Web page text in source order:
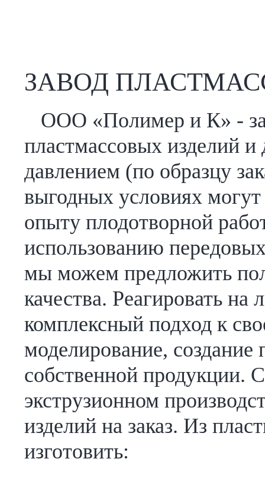
ЗАВОД
ООО «Полимер и К» -
пластмассовых изделий и
давлением (по образцу
выгодных условиях
опыту плодотворной
использованию
мы можем предложить
качества. Реагировать
комплексный подход к
моделирование,
собственной продукции.
экструзионном
изделий на заказ. Из
изготовить: